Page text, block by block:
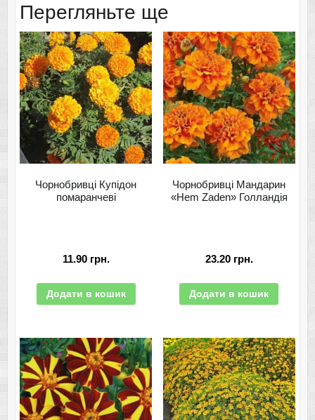
Перегляньте ще
Чорнобривці Купідон
помаранчеві
11.90 грн.
Додати в кошик
Чорнобривці Мандарин
«Hem Zaden» Голландія
23.20 грн.
Додати в кошик